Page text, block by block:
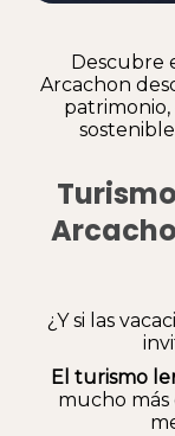
Descubre
Arcachon
patrimonio,
¿Y si las
El turismo
mucho más